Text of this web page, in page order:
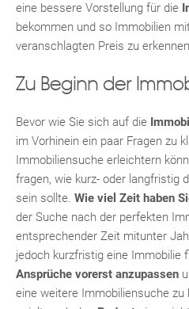
eine bessere Vorstellung für die
bekommen und so Immobilien
veranschlagten Preis zu
Zu Beginn der
Bevor wie Sie sich auf die
im Vorhinein ein paar Fragen zu
Immobiliensuche erleichtern
fragen, wie kurz- oder langfristig
sein sollte. Wie viel Zeit haben
der Suche nach der perfekten
entsprechender Zeit mitunter
jedoch kurzfristig eine Immobilie
Ansprüche vorerst anzupassen
eine weitere Immobiliensuche zu